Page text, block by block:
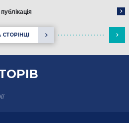
публікація
СТОРІНЦІ